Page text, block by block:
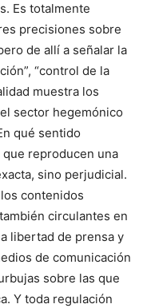
Es totalmente
precisiones sobre
de allí a señalar la
“control de la
muestra los
sector hegemónico
qué sentido
reproducen una
sino perjudicial.
contenidos
circulantes en
libertad de prensa y
de comunicación
sobre las que
Y toda regulación